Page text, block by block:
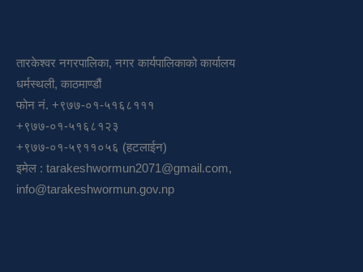
तारकेश्वर नगरपालिका, नगर कार्यपालिकाको कार्यालय
धर्मस्थली, काठमाण्डौं
फोन नं. +९७७-०१-५१६८१११
+९७७-०१-५१६८१२३
+९७७-०१-५९११०५६ (हटलाईन)
इमेल : tarakeshwormun2071@gmail.com,
info@tarakeshwormun.gov.np